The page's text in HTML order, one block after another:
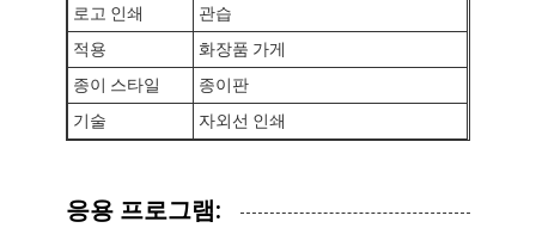
로고 인쇄
관습
적용
화장품 가게
종이 스타일
종이판
기술
자외선 인쇄
응용 프로그램: